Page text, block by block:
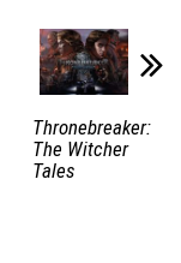
Thronebreaker:
The Witcher
Tales